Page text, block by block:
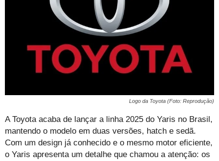
Logo da Toyota (Foto: Reprodução)
A Toyota acaba de lançar a linha 2025 do Yaris no Brasil,
mantendo o modelo em duas versões, hatch e sedã.
Com um design já conhecido e o mesmo motor eficiente,
o Yaris apresenta um detalhe que chamou a atenção: os